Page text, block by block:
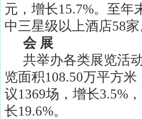
元，增长15.7%。至年
中三星级以上酒店58家
会 展
共举办各类展览活
览面积108.50万平方米
议1369场，增长3.5%
长19.6%。